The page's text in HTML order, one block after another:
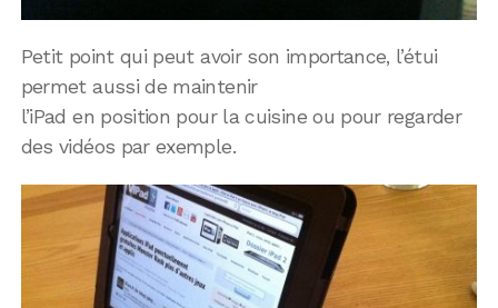
Petit point qui peut avoir son importance, l’étui
permet aussi de maintenir
l’iPad en position pour la cuisine ou pour regarder
des vidéos par exemple.